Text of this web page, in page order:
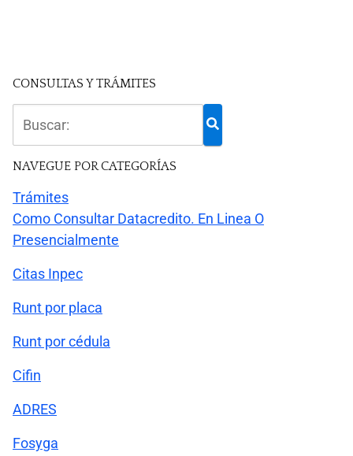
CONSULTAS Y TRÁMITES
NAVEGUE POR CATEGORÍAS
Trámites
Como Consultar Datacredito. En Linea O
Presencialmente
Citas Inpec
Runt por placa
Runt por cédula
Cifin
ADRES
Fosyga